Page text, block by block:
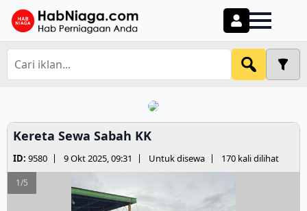
Kereta Sewa Sabah KK
ID: 9580 9 Okt 2025, 09:31 Untuk disewa 170 kali dilihat
1/5